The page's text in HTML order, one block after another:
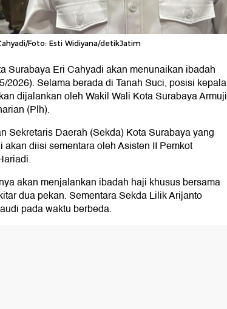
Foto: Esti Widiyana/detikJatim
Surabaya Eri Cahyadi akan menunaikan ibadah
2026). Selama berada di Tanah Suci, posisi kepala
dijalankan oleh Wakil Wali Kota Surabaya Armuji
(Plh).
Sekretaris Daerah (Sekda) Kota Surabaya yang
diisi sementara oleh Asisten II Pemkot
akan menjalankan ibadah haji khusus bersama
dua pekan. Sementara Sekda Lilik Arijanto
pada waktu berbeda.